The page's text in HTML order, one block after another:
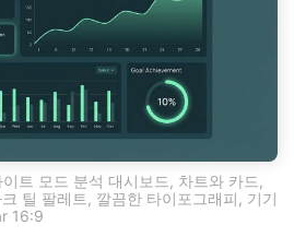
트 모드 분석 대시보드, 차트와 카드,
틸 팔레트, 깔끔한 타이포그래피, 기기
16:9